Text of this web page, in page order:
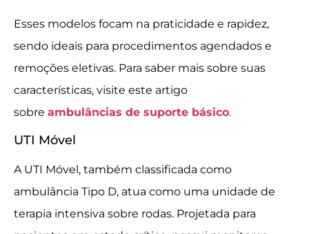
Esses modelos focam na praticidade e rapidez,
sendo ideais para procedimentos agendados e
remoções eletivas. Para saber mais sobre suas
características, visite este artigo
sobre ambulâncias de suporte básico.
UTI Móvel
A UTI Móvel, também classificada como
ambulância Tipo D, atua como uma unidade de
terapia intensiva sobre rodas. Projetada para